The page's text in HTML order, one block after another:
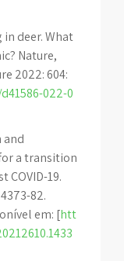
in deer. What
Nature,
2022: 604:
022-0
and
a transition
19.
82.
em: [htt